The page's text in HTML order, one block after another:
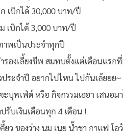
เบิกได้ 30,000 บาท/ปี
เบิกได้ 3,000 บาท/ปี
าพเป็นประจำทุกปี
รองเลี้ยงชีพ สมทบตั้งแต่เดือนแรก
ประจำปี อยากไปไหน ไปกันเล้ยยย~
ะบุพเฟ่ต์ หรือ กิจกรรมเฮฮา เสนอม
รับเงินเดือนทุก 4 เดือน !
ยว ของว่าง นม เนย น้ำชา กาแฟ โ